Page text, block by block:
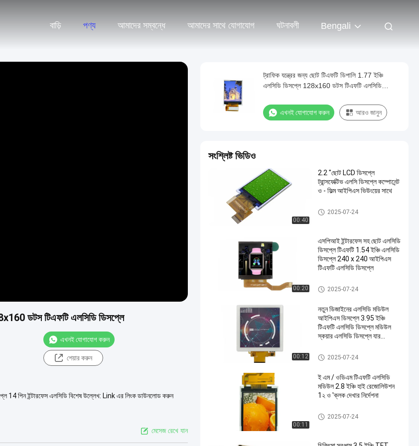
বাড়ি পণ্য আমাদের সম্বন্ধে আমাদের সাথে যোগাযোগ ঘটনাবলী Bengali
ডটস টিএফটি এলসিডি ডিসপ্লে
এখনই যোগাযোগ করুন
শেয়ার করুন
14 পিন ইন্টারফেস এলসিডি বিশেষ উল্লেখ: Link এর লিংক ডাউনলোড করুন
মেসেজ রেখে যান
ট্রাফিক যন্ত্রের জন্য ছোট টিএফটি ডিপালি 1.77 ইঞ্চি
এলসিডি ডিসপ্লে 128x160 ডটস টিএফটি এলসিডি
এখনই যোগাযোগ করুন আরও জানুন
সংশ্লিষ্ট ভিডিও
00:40
2.2 "ছোট LCD ডিসপ্লে
ট্রান্সফেক্টিভ এলসি ডিসপ্লে কম্পোনেন্ট
ও - ফিল্ম আইপিএস ভিউংয়ের সাথে
টিএফটি এলসিডি মডিউল
2025-07-24
00:20
এসপিআই ইন্টারফেস সহ ছোট এলসিডি
ডিসপ্লে টিএফটি 1.54 ইঞ্চি এলসিডি
ডিসপ্লে 240 x 240 আইপিএস
টিএফটি এলসিডি ডিসপ্লে
টিএফটি এলসিডি মডিউল
2025-07-24
00:12
নতুন ডিজাইনের এলসিডি মডিউল
আইপিএস ডিসপ্লে 3.95 ইঞ্চি
টিএফটি এলসিডি ডিসপ্লে মডিউল
স্কয়ার এলসিডি ডিসপ্লে যার
টিএফটি এলসিডি মডিউল
2025-07-24
00:11
ই এম / ওডিএম টিএফটি এলসিডি
মডিউল 2.8 ইঞ্চি হাই রেজোলিউশন
1২ ও 'ক্লক দেখার নির্দেশনা
টিএফটি এলসিডি মডিউল
2025-07-24